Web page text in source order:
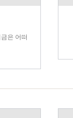
은 어떠